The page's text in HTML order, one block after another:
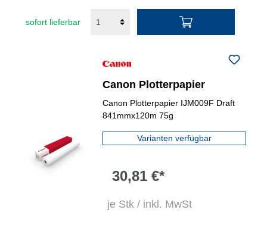
sofort lieferbar
Canon Plotterpapier
Canon Plotterpapier IJM009F Draft
841mmx120m 75g
Varianten verfügbar
30,81 €*
je Stk / inkl. MwSt